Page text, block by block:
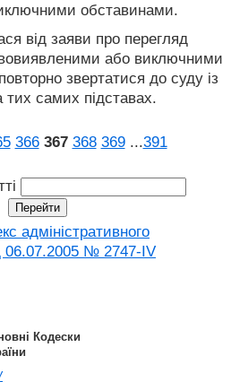
обставинами.
від заяви про перегляд
або виключними
звертатися до суду із
самих підставах.
366 367 368 369 ...391
адміністративного
06.07.2005 № 2747-IV
Кодески